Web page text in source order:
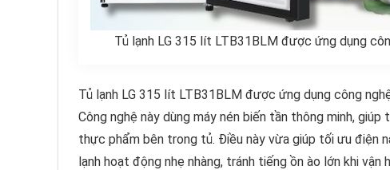
Tủ lạnh LG 315 lít LTB31BLM được ứng dụng
Tủ lạnh LG 315 lít LTB31BLM được ứng dụng công
Công nghệ này dùng máy nén biến tần thông minh,
thực phẩm bên trong tủ. Điều này vừa giúp tối ưu điện
lạnh hoạt động nhẹ nhàng, tránh tiếng ồn ào lớn khi vận